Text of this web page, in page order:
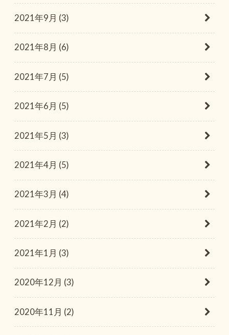
2021年9月 (3)
2021年8月 (6)
2021年7月 (5)
2021年6月 (5)
2021年5月 (3)
2021年4月 (5)
2021年3月 (4)
2021年2月 (2)
2021年1月 (3)
2020年12月 (3)
2020年11月 (2)